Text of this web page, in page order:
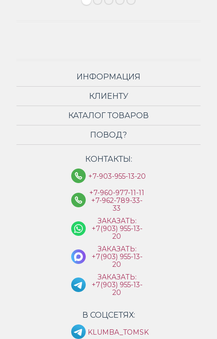
ИНФОРМАЦИЯ
КЛИЕНТУ
КАТАЛОГ ТОВАРОВ
ПОВОД?
КОНТАКТЫ:
+7-903-955-13-20
+7-960-977-11-11
+7-962-789-33-
33
ЗАКАЗАТЬ:
+7(903) 955-13-
20
ЗАКАЗАТЬ:
+7(903) 955-13-
20
ЗАКАЗАТЬ:
+7(903) 955-13-
20
В СОЦСЕТЯХ:
KLUMBA_TOMSK